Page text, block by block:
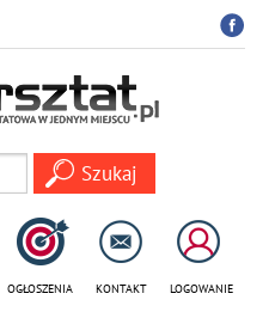
OGŁOSZENIA KONTAKT LOGOWANIE